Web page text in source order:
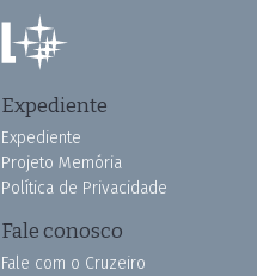
Expediente
Expediente
Projeto Memória
Política de Privacidade
Fale conosco
Fale com o Cruzeiro